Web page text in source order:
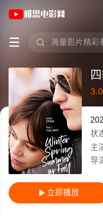
 
《四季之后》
3.0
很差较差
还行推荐力荐
状
主
导
 立即播放